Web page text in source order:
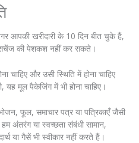
आपकी खरीदारी के 10 दिन बीत चुके हैं,
की पेशकश नहीं कर सकते।
चाहिए और उसी स्थिति में होना चाहिए
मूल पैकेजिंग में भी होना चाहिए।
फूल, समाचार पत्र या पत्रिकाएँ जैसी
अंतरंग या स्वच्छता संबंधी सामान,
या गैसें भी स्वीकार नहीं करते हैं।